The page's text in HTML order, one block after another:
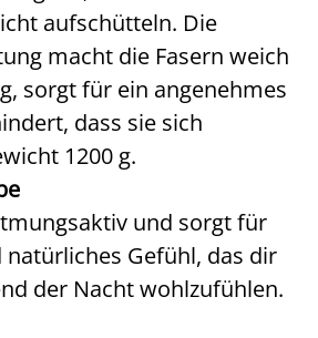
aufschütteln. Die
macht die Fasern weich
sorgt für ein angenehmes
dass sie sich
1200 g.
und sorgt für
natürliches Gefühl, das dir
der Nacht wohlzufühlen.